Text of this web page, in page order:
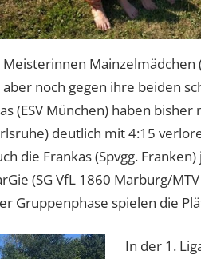
Mainzelmädchen
noch gegen ihre beiden
(ESV München) haben bisher
deutlich mit 4:15
die Frankas (Spvgg.
(SG VfL 1860 Marburg/
Gruppenphase spielen die
In der 1.